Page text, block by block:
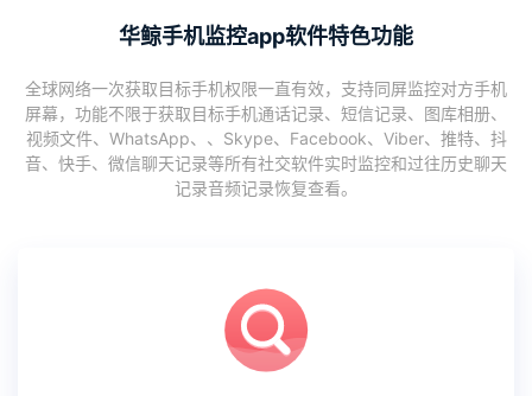
华鲸手机监控app软件特色功能
全球网络一次获取目标手机权限一直有效，支持同屏监控对方手机
屏幕，功能不限于获取目标手机通话记录、短信记录、图库相册、
视频文件、WhatsApp、、Skype、Facebook、Viber、推特、抖
音、快手、微信聊天记录等所有社交软件实时监控和过往历史聊天
记录音频记录恢复查看。